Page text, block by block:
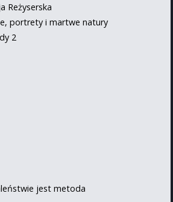
Reżyserska
portrety i martwe natury
2
jest metoda